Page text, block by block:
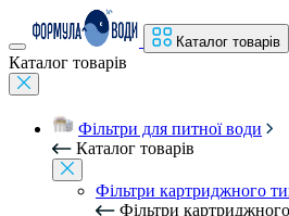
Каталог товарів
Каталог товарів
Фільтри для питної води
Каталог товарів
Фільтри картриджного
Фільтри